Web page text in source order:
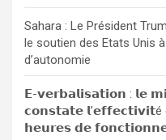
Sahara : Le Président
le soutien des Etats Unis
d’autonomie
𝗘-𝘃𝗲𝗿𝗯𝗮𝗹𝗶𝘀𝗮𝘁𝗶𝗼𝗻 : 𝗹𝗲
𝗰𝗼𝗻𝘀𝘁𝗮𝘁𝗲
𝗵𝗲𝘂𝗿𝗲𝘀 𝗱𝗲